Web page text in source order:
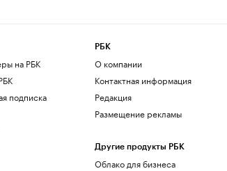
на РБК
подписка
РБК
О компании
Контактная информация
Редакция
Размещение рекламы
Другие продукты РБК
Облако для бизнеса